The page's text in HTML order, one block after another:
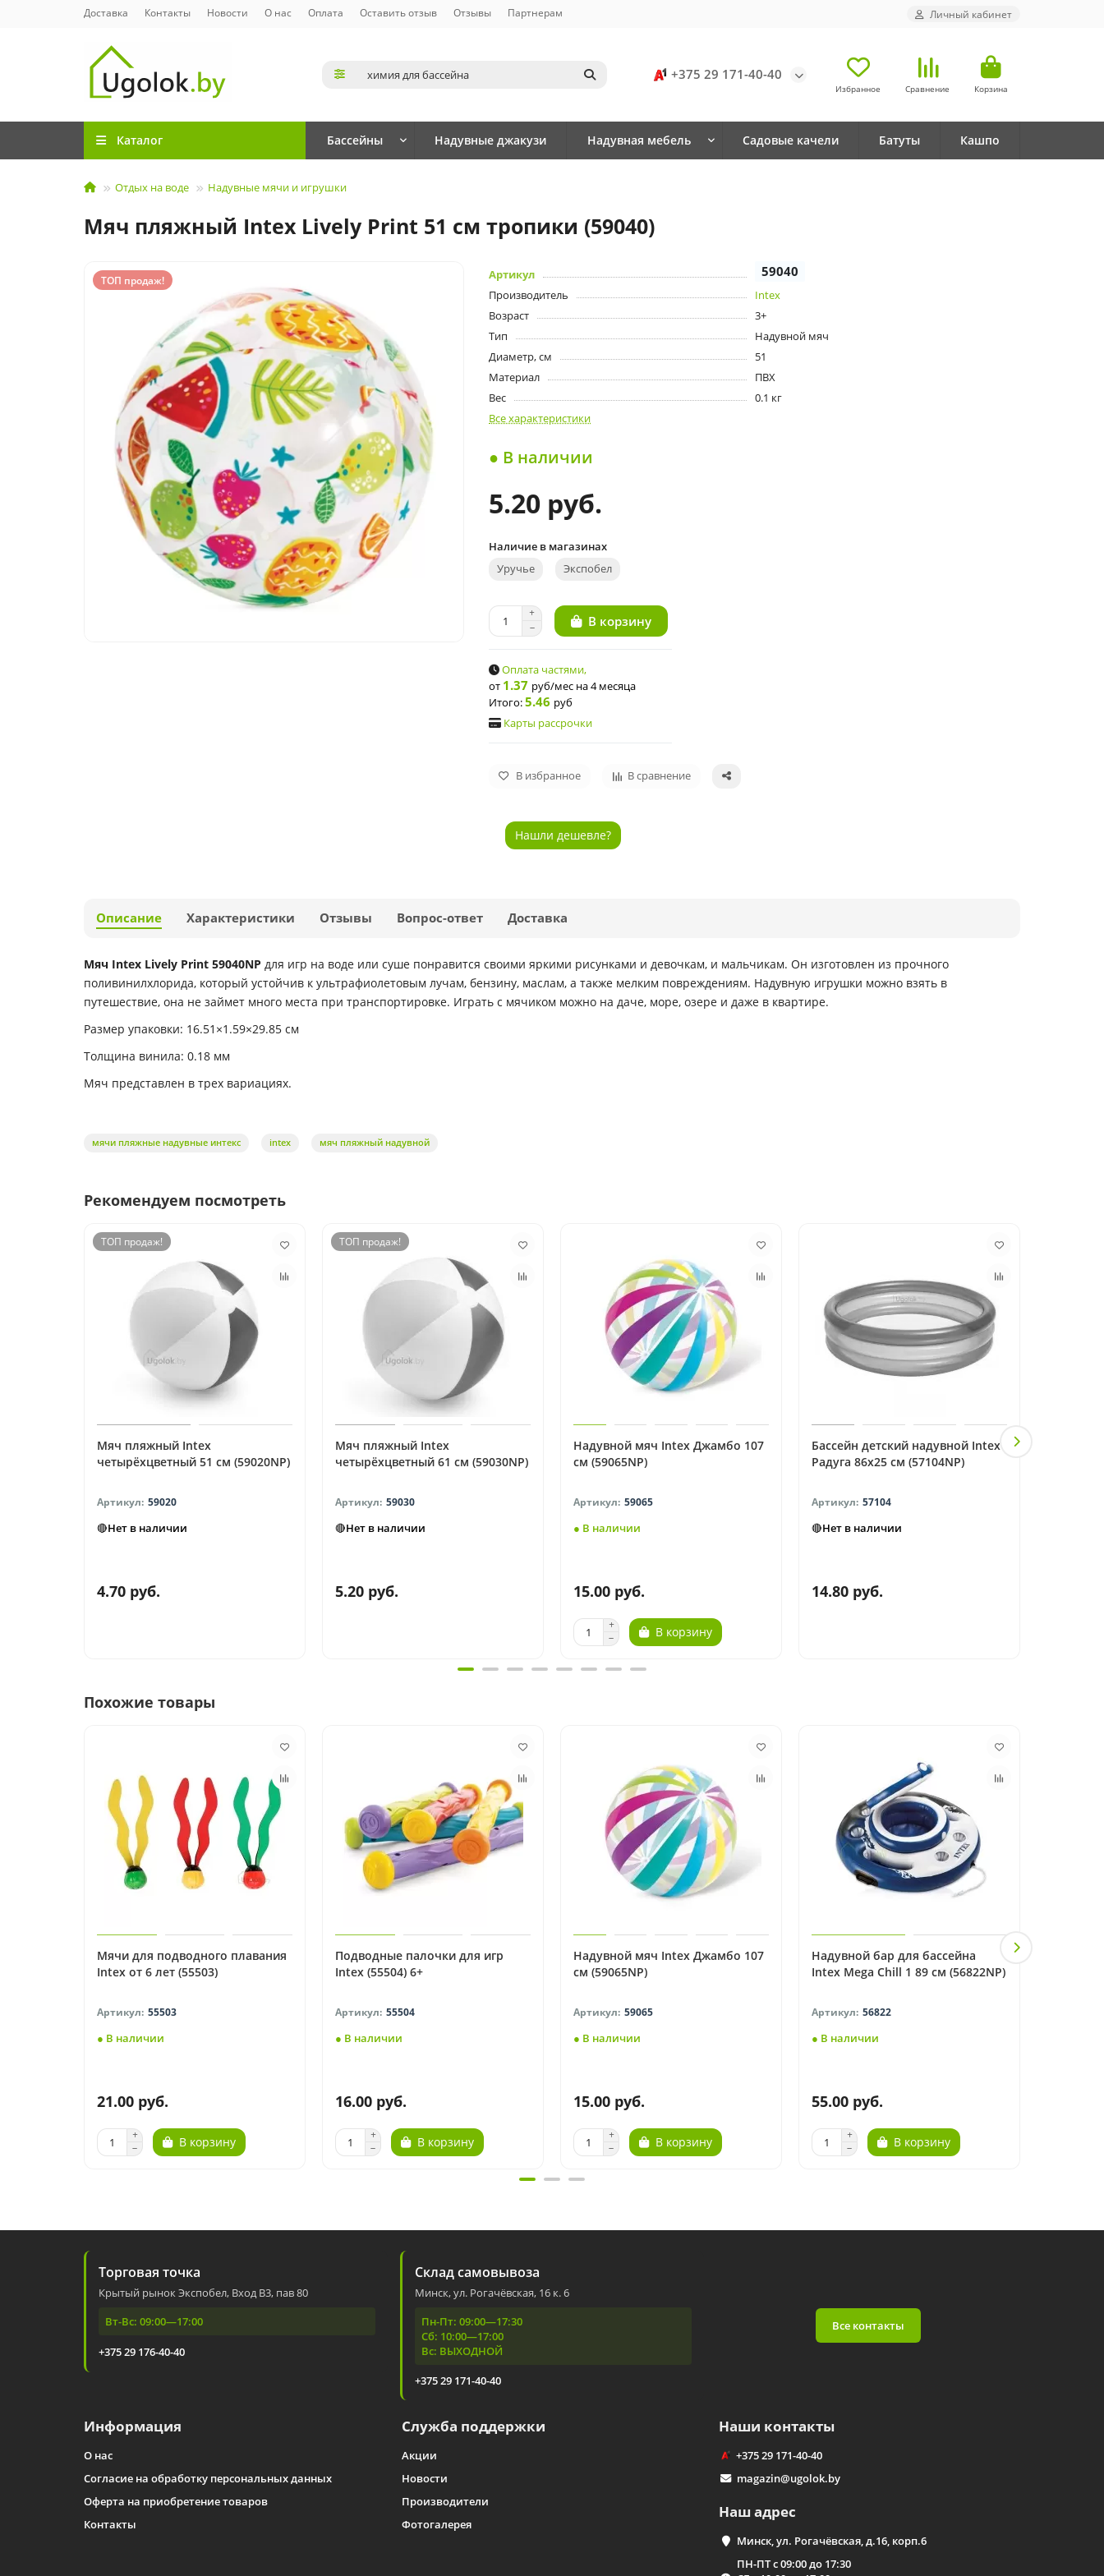
Доставка Контакты Новости О нас Оплата Оставить отзыв Отзывы Партнерам Личный кабинет
+375 29 171-40-40
Избранное Сравнение Корзина
Каталог Бассейны Надувные джакузи Надувная мебель Садовые качели Батуты Кашпо
Отдых на воде Надувные мячи и игрушки
Мяч пляжный Intex Lively Print 51 см тропики (59040)
ТОП продаж! Артикул 59040
Производитель
Intex
Возраст
3+
Тип
Надувной мяч
Диаметр, см
51
Материал
ПВХ
Вес
0.1 кг
Все характеристики
● В наличии
5.20 руб.
Наличие в магазинах
Уручье Экспобел
В корзину
Оплата частями,
от 1.37 руб/мес на 4 месяца
Итого:5.46 руб
Карты рассрочки
В избранное В сравнение
Нашли дешевле?
Описание Характеристики Отзывы Вопрос-ответ Доставка
Мяч Intex Lively Print 59040NP для игр на воде или суше понравится своими яркими рисунками и девочкам, и мальчикам. Он изготовлен из прочного
поливинилхлорида, который устойчив к ультрафиолетовым лучам, бензину, маслам, а также мелким повреждениям. Надувную игрушки можно взять в
путешествие, она не займет много места при транспортировке. Играть с мячиком можно на даче, море, озере и даже в квартире.
Размер упаковки: 16.51×1.59×29.85 см
Толщина винила: 0.18 мм
Мяч представлен в трех вариациях.
мячи пляжные надувные интекс intex мяч пляжный надувной
Рекомендуем посмотреть
ТОП продаж!
Мяч пляжный Intex
четырёхцветный 51 см (59020NP)
59020
🔴Нет в наличии
4.70 руб.
ТОП продаж!
Мяч пляжный Intex
четырёхцветный 61 см (59030NP)
59030
🔴Нет в наличии
5.20 руб.
Надувной мяч Intex Джамбо 107
см (59065NP)
59065
● В наличии
15.00 руб.
В корзину
Бассейн детский надувной Intex
Радуга 86x25 см (57104NP)
57104
🔴Нет в наличии
14.80 руб.
Похожие товары
Мячи для подводного плавания
Intex от 6 лет (55503)
55503
● В наличии
21.00 руб.
В корзину
Подводные палочки для игр
Intex (55504) 6+
55504
● В наличии
16.00 руб.
В корзину
Надувной мяч Intex Джамбо 107
см (59065NP)
59065
● В наличии
15.00 руб.
В корзину
Надувной бар для бассейна
Intex Mega Chill 1 89 см (56822NP)
56822
● В наличии
55.00 руб.
В корзину
Торговая точка
Крытый рынок Экспобел, Вход В3, пав 80
Вт-Вс: 09:00—17:00
+375 29 176-40-40
Склад самовывоза
Минск, ул. Рогачёвская, 16 к. 6
Пн-Пт: 09:00—17:30
Сб: 10:00—17:00
Вс: ВЫХОДНОЙ
+375 29 171-40-40
Все контакты
Информация
О нас
Согласие на обработку персональных данных
Оферта на приобретение товаров
Контакты
Служба поддержки
Акции
Новости
Производители
Фотогалерея
Наши контакты
+375 29 171-40-40
magazin@ugolok.by
Наш адрес
Минск, ул. Рогачёвская, д.16, корп.6
ПН-ПТ с 09:00 до 17:30